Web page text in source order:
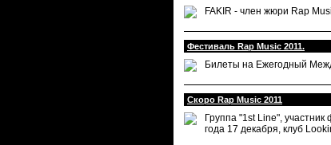
FAKIR - член жюри Rap
Фестиваль Rap Music 2011.
Билеты на Ежегодный
Скоро Rap Music 2011
Группа "1st Line",
года 17 декабря, клуб